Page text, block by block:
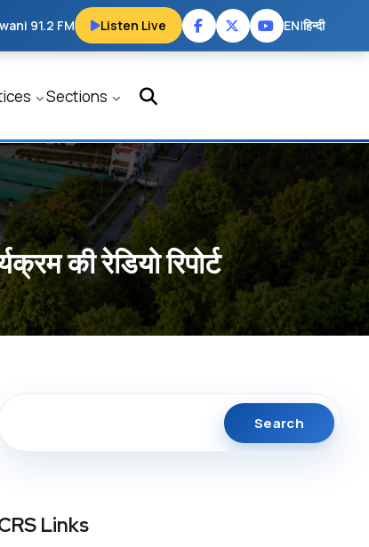
91.2 FM Listen Live EN|हिन्दी
Sections
की रेडियो रिपोर्ट
Links